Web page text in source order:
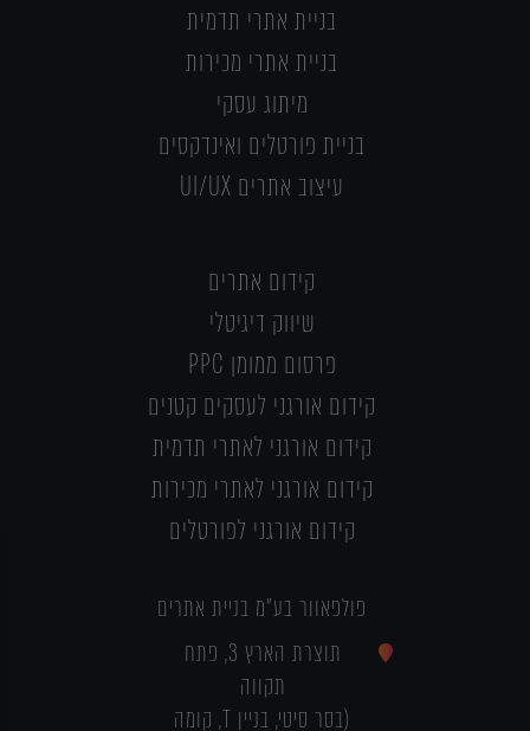
בניית אתרי תדמית
בניית אתרי מכירות
מיתוג עסקי
בניית פורטלים ואינדקסים
עיצוב אתרים UI/UX
קידום אתרים
שיווק דיגיטלי
פרסום ממומן PPC
קידום אורגני לעסקים קטנים
קידום אורגני לאתרי תדמית
קידום אורגני לאתרי מכירות
קידום אורגני לפורטלים
פולפאוור בע"מ בניית אתרים
תוצרת הארץ 3, פתח
תקווה
(בסר סיטי, בניין T, קומה